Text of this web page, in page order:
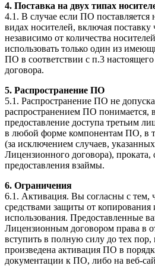
4. Поставка на двух типах
4.1. В случае если ПО поставляется
видах носителей, включая поставку
независимо от количества
использовать только один из
ПО в соответствии с п.3
договора.
5. Распространение ПО
5.1. Распространение ПО не
распространением ПО понимается,
предоставление доступа третьим
в любой форме компонентам ПО, в
(за исключением случаев,
Лицензионного договора), проката,
предоставления взаймы.
6. Ограничения
6.1. Активация. Вы согласны с тем,
средствами защиты от копирования
использования. Предоставленные
Лицензионным договором права в
вступить в полную силу до тех пор,
произведена активация ПО в
документации к ПО, либо на веб-